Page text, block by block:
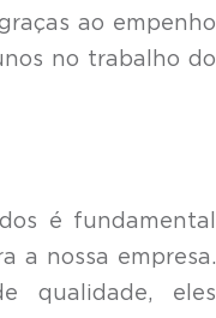
ao empenho
no trabalho do
é fundamental
a nossa empresa.
qualidade, eles